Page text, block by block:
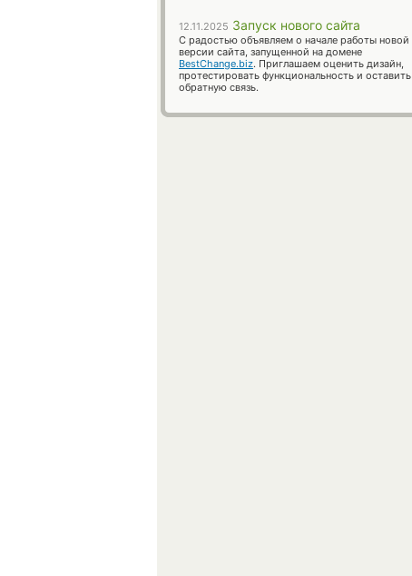
12.11.2025 Запуск нового сайта
С радостью объявляем о начале работы новой
версии сайта, запущенной на домене
BestChange.biz. Приглашаем оценить дизайн,
протестировать функциональность и оставить
обратную связь.